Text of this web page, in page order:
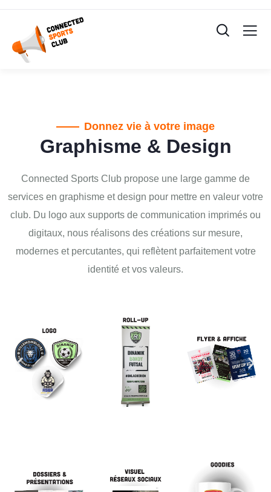
Donnez vie à votre image
Graphisme & Design
Connected Sports Club propose une large gamme de
services en graphisme et design pour mettre en valeur votre
club. Du logo aux supports de communication imprimés ou
digitaux, nous réalisons des créations sur mesure,
modernes et percutantes, qui reflètent parfaitement votre
identité et vos valeurs.